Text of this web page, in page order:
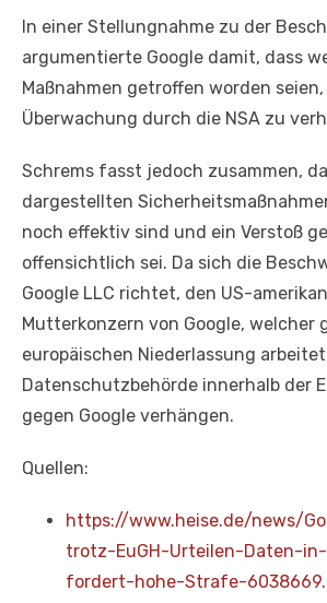
In einer Stellungnahme zu der
argumentierte Google damit, dass
Maßnahmen getroffen worden
Überwachung durch die NSA zu
Schrems fasst jedoch zusammen,
dargestellten
noch effektiv sind und ein Verstoß
offensichtlich sei. Da sich die
Google LLC richtet, den US-
Mutterkonzern von Google, welcher
europäischen Niederlassung
Datenschutzbehörde innerhalb der
gegen Google verhängen.
Quellen:
https://www.heise.de/news/
trotz-EuGH-Urteilen-Daten-
fordert-hohe-Strafe-